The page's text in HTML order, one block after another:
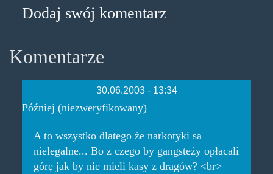
Dodaj swój komentarz
Komentarze
30.06.2003 - 13:34
Później (niezweryfikowany)
A to wszystko dlatego że narkotyki sa
nielegalne... Bo z czego by gangsteży opłacali
górę jak by nie mieli kasy z dragów? <br>